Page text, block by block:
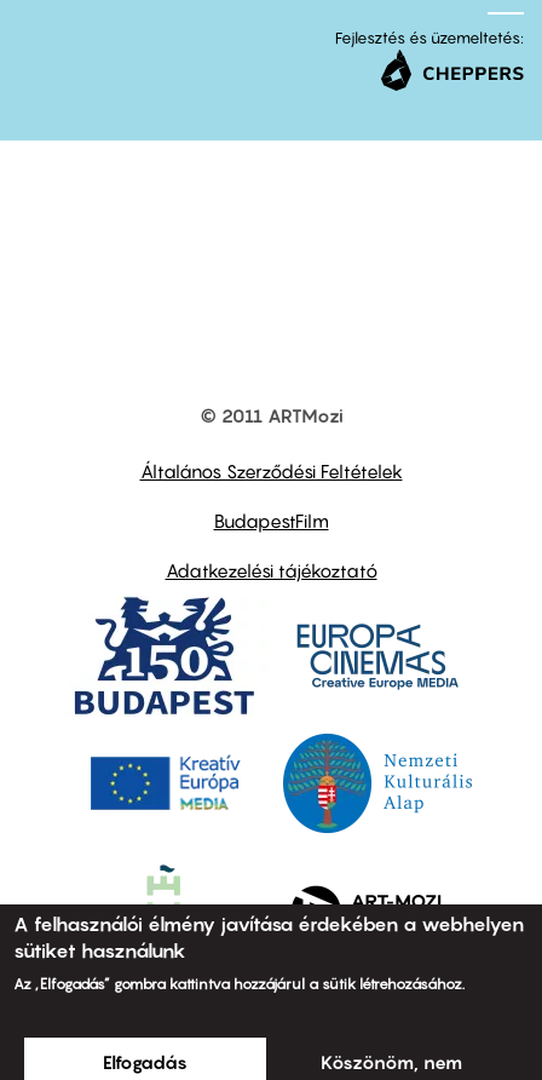
Fejlesztés és üzemeltetés:
© 2011 ARTMozi
Általános Szerződési Feltételek
BudapestFilm
Adatkezelési tájékoztató
A felhasználói élmény javítása érdekében a webhelyen
sütiket használunk
Az „Elfogadás” gombra kattintva hozzájárul a sütik létrehozásához.
Elfogadás Köszönöm, nem